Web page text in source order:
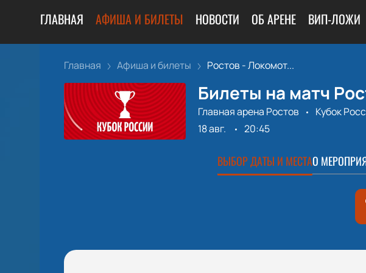
ГЛАВНАЯ АФИША И БИЛЕТЫ НОВОСТИ ОБ АРЕНЕ ВИП-ЛОЖИ
Главная Афиша и билеты Ростов - Локомот...
Билеты на матч
Главная арена Ростов Кубок
18 авг.
20:45
ВЫБОР ДАТЫ И МЕСТАО